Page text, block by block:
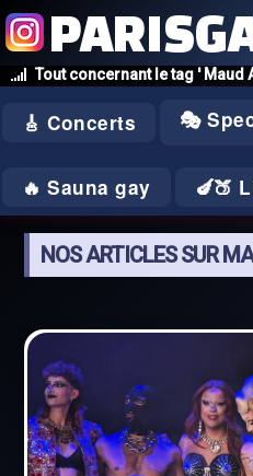
Tout concernant le tag ' Maud
🎸 Concerts 🎭
🔥 Sauna gay 🍆🍑
NOS ARTICLES SUR